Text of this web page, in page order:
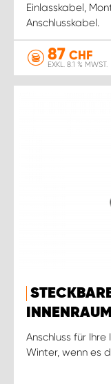
Einlasskabel,
Anschlusskabel.
87 CHF
EXKL. 8.1 % MWST.
Anschluss für
Winter, wenn es